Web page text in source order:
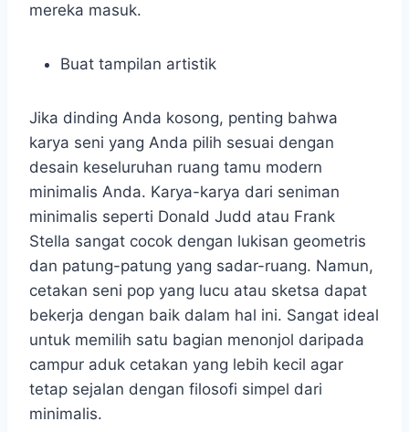
mereka masuk.
Buat tampilan artistik
Jika dinding Anda kosong, penting bahwa
karya seni yang Anda pilih sesuai dengan
desain keseluruhan ruang tamu modern
minimalis Anda. Karya-karya dari seniman
minimalis seperti Donald Judd atau Frank
Stella sangat cocok dengan lukisan geometris
dan patung-patung yang sadar-ruang. Namun,
cetakan seni pop yang lucu atau sketsa dapat
bekerja dengan baik dalam hal ini. Sangat ideal
untuk memilih satu bagian menonjol daripada
campur aduk cetakan yang lebih kecil agar
tetap sejalan dengan filosofi simpel dari
minimalis.